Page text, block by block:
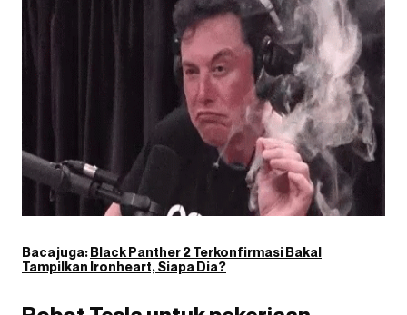
Baca juga:Black Panther 2 Terkonfirmasi Bakal
Tampilkan Ironheart, Siapa Dia?